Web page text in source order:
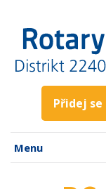
Přidej se
Menu